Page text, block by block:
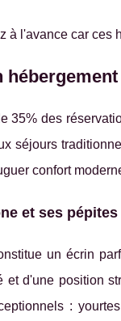
à l'avance car ces
35% des
séjours
confort
et ses pépites
un écrin
et d'une position
: